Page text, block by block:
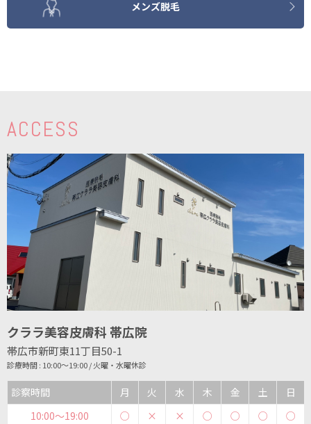
メンズ脱毛
ACCESS
クララ美容皮膚科 帯広院
帯広市新町東11丁目50-1
診療時間 : 10:00～19:00 / 火曜・水曜休診
診察時間 月 火 水 木 金 土
日
10:00〜19:00
○ × × ○ ○ ○ ○